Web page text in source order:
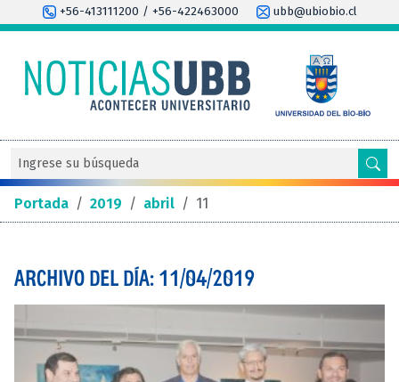
+56-413111200 / +56-422463000 ubb@ubiobio.cl
Portada / 2019 / abril / 11
ARCHIVO DEL DÍA: 11/04/2019